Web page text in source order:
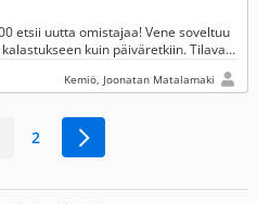
kuin päiväretkiin. Tilava
Kemiö, Joonatan Matalamaki
2